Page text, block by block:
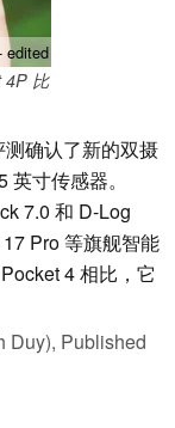
edited
4P 比
确认了新的双摄
寸传感器。
7.0 和 D-Log
Pro 等旗舰智能
4 相比，它
Duy), Published